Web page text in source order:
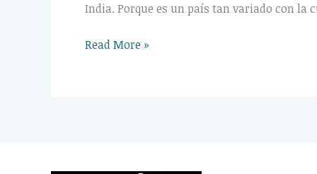
India. Porque es un país tan variado con la
Read More »